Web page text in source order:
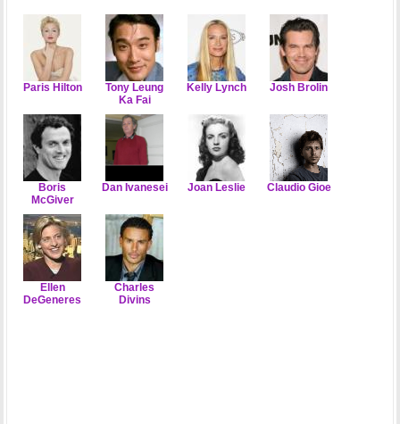
Paris Hilton
Tony Leung
Ka Fai
Kelly Lynch Josh Brolin
Boris
McGiver
Dan Ivanesei Joan Leslie Claudio Gioe
Ellen
DeGeneres
Charles
Divins